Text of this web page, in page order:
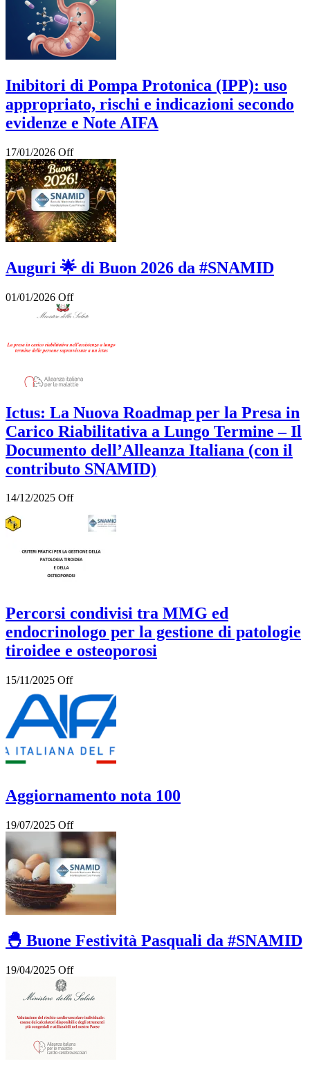
Inibitori di Pompa Protonica (IPP): uso
appropriato, rischi e indicazioni secondo
evidenze e Note AIFA
17/01/2026 Off
Auguri 🌟 di Buon 2026 da #SNAMID
01/01/2026 Off
Ictus: La Nuova Roadmap per la Presa in
Carico Riabilitativa a Lungo Termine – Il
Documento dell’Alleanza Italiana (con il
contributo SNAMID)
14/12/2025 Off
Percorsi condivisi tra MMG ed
endocrinologo per la gestione di patologie
tiroidee e osteoporosi
15/11/2025 Off
Aggiornamento nota 100
19/07/2025 Off
🐣 Buone Festività Pasquali da #SNAMID
19/04/2025 Off